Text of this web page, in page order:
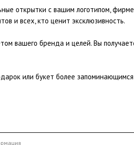
открытки с вашим логотипом,
и всех, кто ценит эксклюзивность.
вашего бренда и целей. Вы
или букет более